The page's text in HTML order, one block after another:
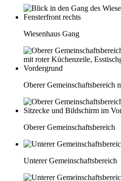
Wiesenhaus Gang
Oberer Gemeinschaftsbereich
Oberer Gemeinschaftsbereich
Unterer Gemeinschaftsbereich